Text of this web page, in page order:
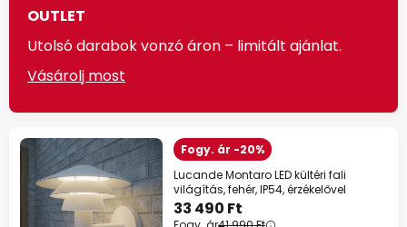
OUTLET
Utolsó darabok vonzó áron – limitált ajánlat.
Vásárolj most
Fogy. ár -20%
Lucande Montaro LED kültéri fali
világítás, fehér, IP54, érzékelővel
33 490 Ft